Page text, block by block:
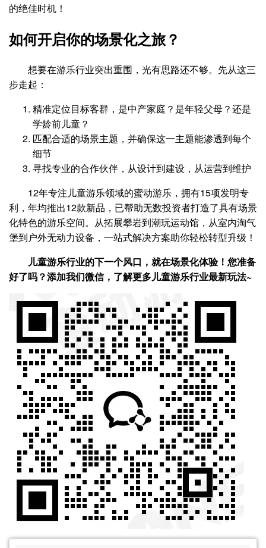
的绝佳时机！
如何开启你的场景化之旅？
想要在游乐行业突出重围，光有思路还不够。先从这三
步走起：
精准定位目标客群，是中产家庭？是年轻父母？还是
学龄前儿童？
匹配合适的场景主题，并确保这一主题能渗透到每个
细节
寻找专业的合作伙伴，从设计到建设，从运营到维护
12年专注儿童游乐领域的蜜动游乐，拥有15项发明专
利，年均推出12款新品，已帮助无数投资者打造了具有场景
化特色的游乐空间。从拓展攀岩到潮玩运动馆，从室内淘气
堡到户外无动力设备，一站式解决方案助你轻松转型升级！
儿童游乐行业的下一个风口，就在场景化体验！您准备
好了吗？添加我们微信，了解更多儿童游乐行业最新玩法~